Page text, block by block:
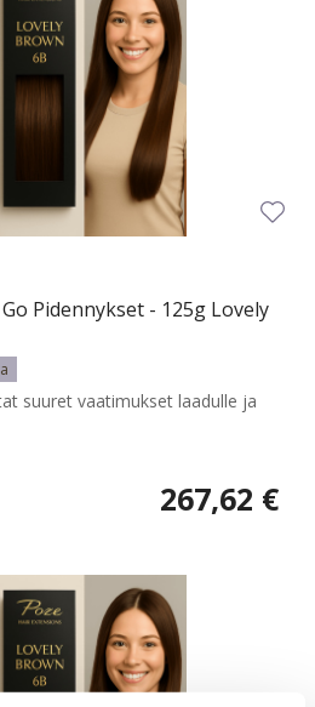
Pidennykset - 125g Lovely
suuret vaatimukset laadulle ja
267,62 €